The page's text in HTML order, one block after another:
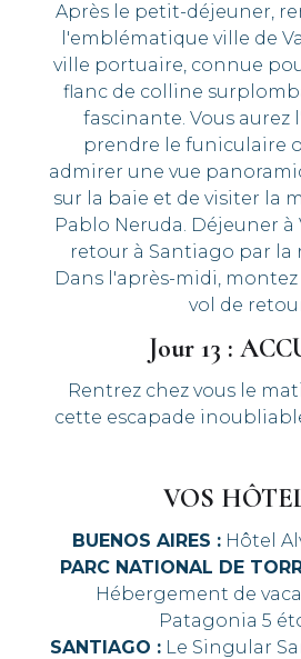
Après le petit-déjeuner,
l'emblématique ville de
ville portuaire, connue
flanc de colline
fascinante. Vous aurez
prendre le funiculaire
admirer une vue
sur la baie et de visiter la
Pablo Neruda. Déjeuner à
retour à Santiago par la
Dans l'après-midi,
vol de
Jour 13 :
Rentrez chez vous le
cette escapade
VOS
BUENOS AIRES :Hôtel
PARC NATIONAL DE
Hébergement de
Patagonia 5
SANTIAGO :Le Singular